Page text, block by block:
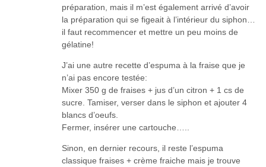
préparation, mais il m’est également arrivé d’avoir
la préparation qui se figeait à l’intérieur du siphon…
il faut recommencer et mettre un peu moins de
gélatine!
J’ai une autre recette d’espuma à la fraise que je
n’ai pas encore testée:
Mixer 350 g de fraises + jus d’un citron + 1 cs de
sucre. Tamiser, verser dans le siphon et ajouter 4
blancs d’oeufs.
Fermer, insérer une cartouche…..
Sinon, en dernier recours, il reste l’espuma
classique fraises + crème fraiche mais je trouve